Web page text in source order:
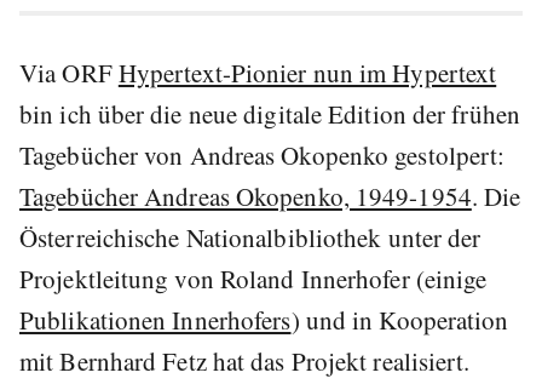
Via ORFHypertext-Pionier nun im Hypertext
bin ich über die neue digitale Edition der frühen
Tagebücher von Andreas Okopenko gestolpert:
Tagebücher Andreas Okopenko, 1949-1954. Die
Österreichische Nationalbibliothek unter der
Projektleitung von Roland Innerhofer (einige
Publikationen Innerhofers) und in Kooperation
mit Bernhard Fetz hat das Projekt realisiert.